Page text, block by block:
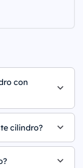
con
cilindro?